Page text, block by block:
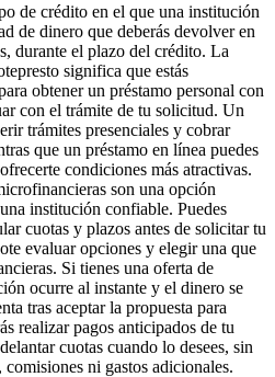
de crédito en el que una institución
de dinero que deberás devolver en
durante el plazo del crédito. La
significa que estás
obtener un préstamo personal con
con el trámite de tu solicitud. Un
trámites presenciales y cobrar
que un préstamo en línea puedes
condiciones más atractivas.
son una opción
institución confiable. Puedes
cuotas y plazos antes de solicitar tu
evaluar opciones y elegir una que
Si tienes una oferta de
ocurre al instante y el dinero se
tras aceptar la propuesta para
realizar pagos anticipados de tu
cuotas cuando lo desees, sin
ni gastos adicionales.